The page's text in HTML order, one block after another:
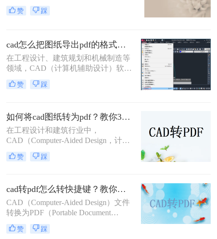
于建筑、机械、电子等设计领域。然
而，有时我们需要将这些DWG文件
呢？本文将介绍两种将DWG转换成
PDF格式的方法。
赞 踩
cad怎么把图纸导出pdf的格式？选择最适合你的高效方法！
在工程设计、建筑规划和机械制造等
领域，CAD（计算机辅助设计）软件
是不可或缺的工具。然而，CAD源文
件（如DWG）的查看和传播严重依
CAD图纸导出为通用的PDF格式成为
了标准流程。PDF文件能完美保留图
纸的矢量信息、图层、比例和布局，
开。那么cad怎么把图纸导出pdf的格
赞 踩
如何将cad图纸转为pdf？教你3种容易学会的方法!
在工程设计和建筑行业中，
CAD（Computer-Aided Design，计算
机辅助设计）图纸的共享和传输是一
项常见的需求。将CAD图纸转换为
那么如何将cad图纸转为pdf呢？本文
将介绍三种将CAD图纸转换为PDF的
方法，帮助您轻松完成这一任务。
赞 踩
cad转pdf怎么转快捷键？教你二种很容易学会的方法！
CAD（Computer-Aided Design）文件
转换为PDF（Portable Document
Format）格式，可以方便地进行文件
共享、打印和存档。那么cad转pdf怎
赞 踩